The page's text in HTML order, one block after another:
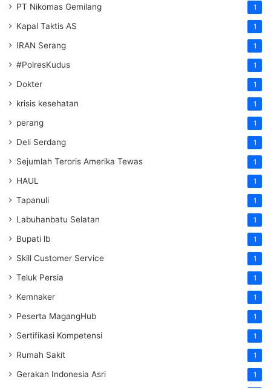
PT Nikomas Gemilang 1
Kapal Taktis AS 1
IRAN Serang 1
#PolresKudus 1
Dokter 1
krisis kesehatan 1
perang 1
Deli Serdang 1
Sejumlah Teroris Amerika Tewas 1
HAUL 1
Tapanuli 1
Labuhanbatu Selatan 1
Bupati lb 1
Skill Customer Service 1
Teluk Persia 1
Kemnaker 1
Peserta MagangHub 1
Sertifikasi Kompetensi 1
Rumah Sakit 1
Gerakan Indonesia Asri 1